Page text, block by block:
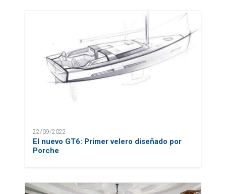
22/09/2022
El nuevo GT6: Primer velero diseñado por
Porche